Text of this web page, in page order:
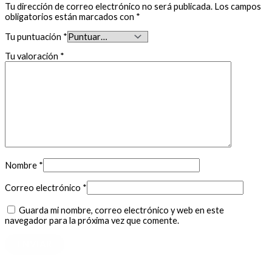
Tu dirección de correo electrónico no será publicada. Los campos
obligatorios están marcados con *
Tu puntuación *
Tu valoración *
Nombre *
Correo electrónico *
Guarda mi nombre, correo electrónico y web en este
navegador para la próxima vez que comente.